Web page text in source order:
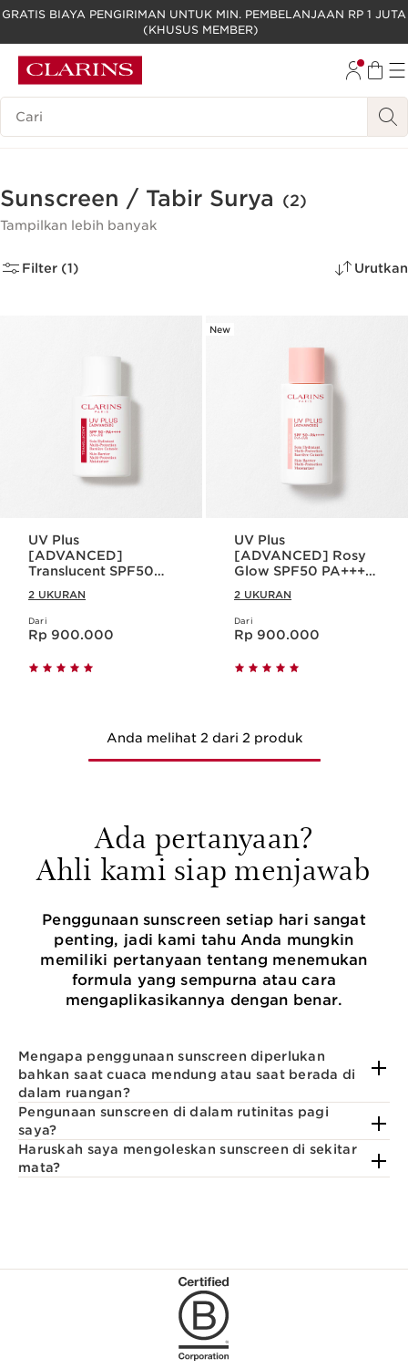
LEWATI KE KONTEN
GO TO FOOTER
GRATIS BIAYA PENGIRIMAN UNTUK MIN. PEMBELANJAAN RP 1 JUTA
(KHUSUS MEMBER)
Legenda Pencarian
Sunscreen / Tabir Surya (2)
Tampilkan lebih banyak
Filter (1) Urutkan
UV Plus
[ADVANCED]
Translucent SPF50
Protection Sunscreen
2 UKURAN
Dari
Harga sekarang Rp 900.000
Rp 900.000
New
UV Plus
[ADVANCED] Rosy
Glow SPF50 PA++++
Sunscreen
2 UKURAN
Dari
Harga sekarang Rp 900.000
Rp 900.000
Anda melihat 2 dari 2 produk
Ada pertanyaan?
Ahli kami siap menjawab
Penggunaan sunscreen setiap hari sangat
penting, jadi kami tahu Anda mungkin
memiliki pertanyaan tentang menemukan
formula yang sempurna atau cara
mengaplikasikannya dengan benar.
Mengapa penggunaan sunscreen diperlukan
bahkan saat cuaca mendung atau saat berada di
dalam ruangan?
Pengunaan sunscreen di dalam rutinitas pagi
saya?
Haruskah saya mengoleskan sunscreen di sekitar
mata?